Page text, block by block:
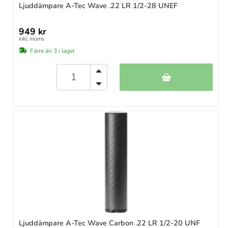
Ljuddämpare A-Tec Wave .22 LR 1/2-28 UNEF
949 kr
inkl. moms
Färre än 3 i lager
Ljuddämpare A-Tec Wave Carbon .22 LR 1/2-20 UNF